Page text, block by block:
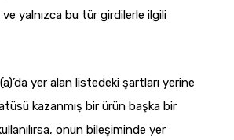
yalnızca bu tür girdilerle ilgili
yer alan listedeki şartları yerine
kazanmış bir ürün başka bir
onun bileşiminde yer